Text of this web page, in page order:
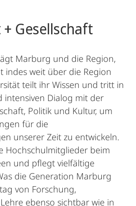
Gesellschaft
Marburg und die Region,
indes weit über die Region
teilt ihr Wissen und tritt in
intensiven Dialog mit der
Politik und Kultur, um
für die
unserer Zeit zu entwickeln.
Hochschulmitglieder beim
und pflegt vielfältige
die Generation Marburg
von Forschung,
ebenso sichtbar wie in